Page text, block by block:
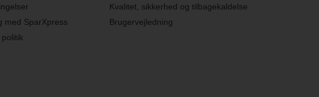
med SparXpress
Kvalitet, sikkerhed og tilbagekaldelse
Brugervejledning